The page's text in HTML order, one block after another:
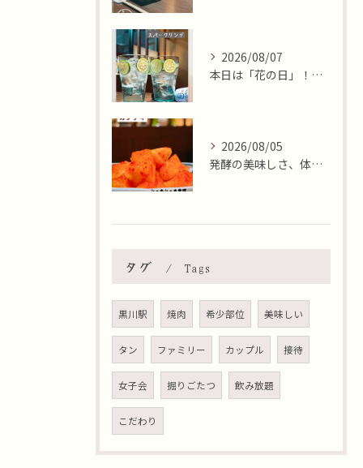
2026/08/07
本日は「花の日」！そんな日に、焼肉 牛炭の桜ユッケで華やかに...
2026/08/05
発酵の美味しさ、体験しませんか？🧄
タグ Tags
黒川駅 焼肉 希少部位 美味しい
タン ファミリー カップル 接待
女子会 掘りごたつ 飲み放題
こだわり